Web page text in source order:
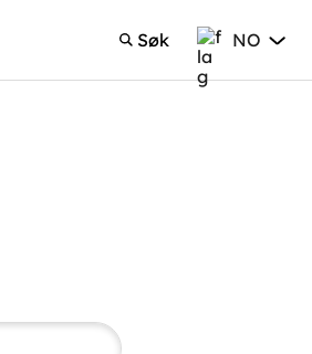
Søk
Søk NorskNO